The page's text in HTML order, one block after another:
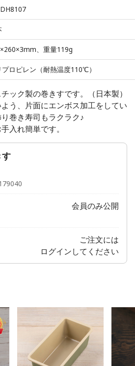
、重量119g
プロピレン（耐熱温度110℃）
ック製の巻きすです。（日本製）
う、片面にエンボス加工をしてい
巻き寿司もラクラク♪
入れ簡単です。
会員のみ公開
ご注文には
ログインしてください